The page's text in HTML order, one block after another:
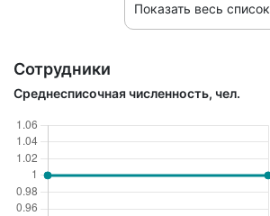
Показать весь список
Сотрудники
Среднесписочная численность, чел.